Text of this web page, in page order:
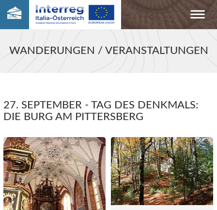
WANDERUNGEN / VERANSTALTUNGEN
27. SEPTEMBER - TAG DES DENKMALS:
DIE BURG AM PITTERSBERG